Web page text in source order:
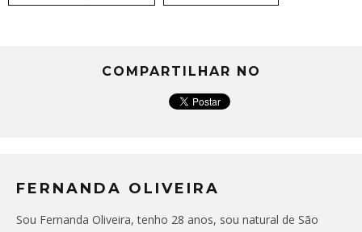
COMPARTILHAR NO
FERNANDA OLIVEIRA
Sou Fernanda Oliveira, tenho 28 anos, sou natural de São